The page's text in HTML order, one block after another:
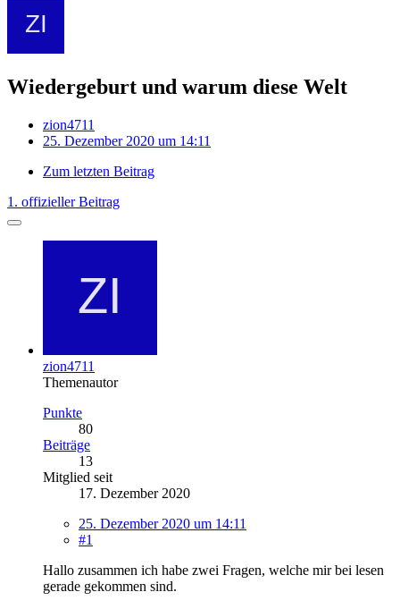
Wiedergeburt und warum diese Welt
zion4711
25. Dezember 2020 um 14:11
Zum letzten Beitrag
1. offizieller Beitrag
zion4711
Themenautor
Punkte
80
Beiträge
13
Mitglied seit
17. Dezember 2020
25. Dezember 2020 um 14:11
#1
Hallo zusammen ich habe zwei Fragen, welche mir bei lesen
gerade gekommen sind.